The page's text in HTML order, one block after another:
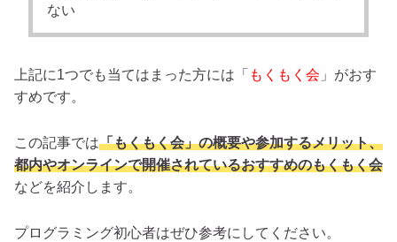
ない
上記に1つでも当てはまった方には「 もくもく会 」がおす
すめです。
この記事では「もくもく会」の概要や参加するメリット、
都内やオンラインで開催されているおすすめのもくもく会
などを紹介します。
プログラミング初心者はぜひ参考にしてください。